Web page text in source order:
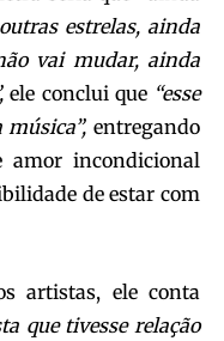
estrelas, ainda
vai mudar, ainda
ele conclui que “esse
entregando
amor incondicional
de estar com
artistas, ele conta
que tivesse relação